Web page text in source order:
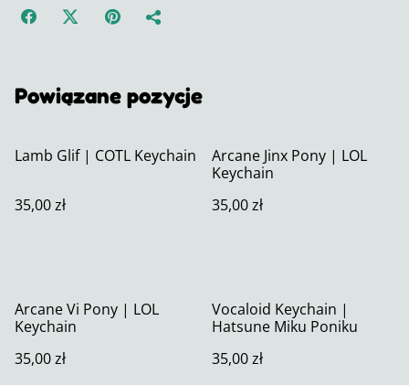
Powiązane pozycje
Lamb Glif | COTL Keychain
35,00 zł
Arcane Jinx Pony | LOL
Keychain
35,00 zł
Arcane Vi Pony | LOL
Keychain
35,00 zł
Vocaloid Keychain |
Hatsune Miku Poniku
35,00 zł